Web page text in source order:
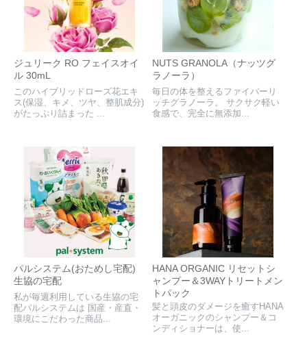
ジュリーク RO フェイスオイ
ル 30mL
このハイブリッドローズ花エキ
ス(保湿、キメ、ツヤ、整肌成分)
がたっぷり詰まった ...
NUTS GRANOLA（ナッツグ
ラノーラ）
毎日の体を整えるファイバーリ
ッチグラノーラ。 サクサク軽い
食感で、完全に無添加...
パルシステム(おためし宅配)
生協の宅配
私が毎週利用している生協の宅
配パルシステムは 国産・産直・
環境にこだわった商品...
HANA ORGANIC リセットシ
ャンプー＆3WAYトリートメン
トパック
髪と頭皮のダメージを癒すHANA
オーガニックのシャンプー＆コ
ンディショナーは、使...